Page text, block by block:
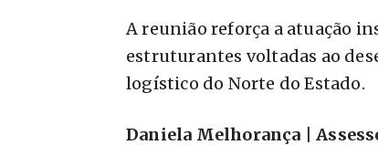
A reunião reforça a atuação
estruturantes voltadas ao
logístico do Norte do Estado.
Daniela Melhorança |